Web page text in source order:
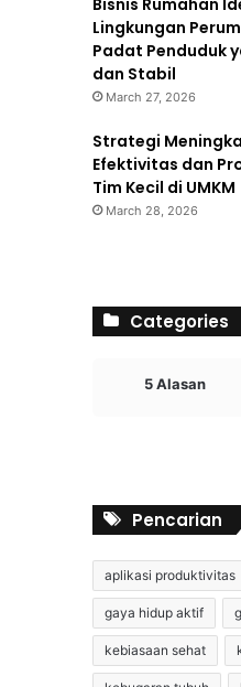
Lingkungan
Padat Penduduk
dan Stabil
March 27, 2026
Strategi
Efektivitas dan
Tim Kecil di UMKM
March 28, 2026
Categories
5 Alasan
Pencarian
aplikasi produktivitas
gaya hidup aktif
kebiasaan sehat